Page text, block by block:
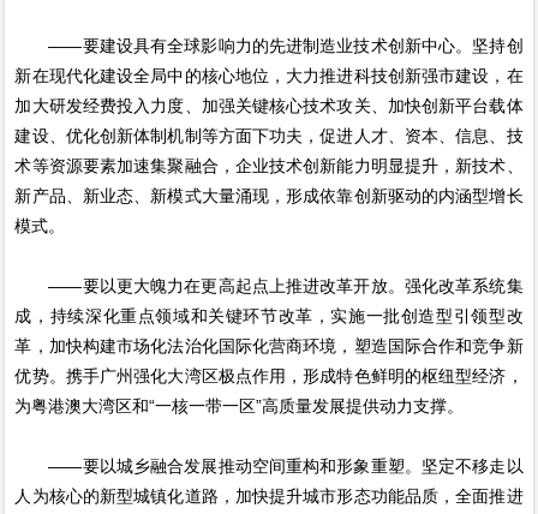
——要建设具有全球影响力的先进制造业技术创新中心。坚持创
新在现代化建设全局中的核心地位，大力推进科技创新强市建设，在
加大研发经费投入力度、加强关键核心技术攻关、加快创新平台载体
建设、优化创新体制机制等方面下功夫，促进人才、资本、信息、技
术等资源要素加速集聚融合，企业技术创新能力明显提升，新技术、
新产品、新业态、新模式大量涌现，形成依靠创新驱动的内涵型增长
模式。
——要以更大魄力在更高起点上推进改革开放。强化改革系统集
成，持续深化重点领域和关键环节改革，实施一批创造型引领型改
革，加快构建市场化法治化国际化营商环境，塑造国际合作和竞争新
优势。携手广州强化大湾区极点作用，形成特色鲜明的枢纽型经济，
为粤港澳大湾区和“一核一带一区”高质量发展提供动力支撑。
——要以城乡融合发展推动空间重构和形象重塑。坚定不移走以
人为核心的新型城镇化道路，加快提升城市形态功能品质，全面推进